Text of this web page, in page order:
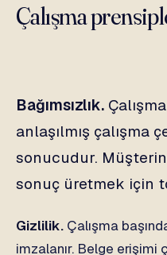
Çalışma
Bağımsızlık.
anlaşılmış çalışma
sonucudur.
sonuç üretmek için
Gizlilik. Çalışma
imzalanır. Belge erişimi